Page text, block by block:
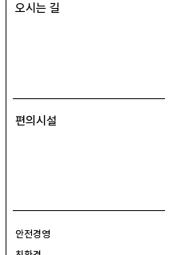
오시는 길
편의시설
안전경영